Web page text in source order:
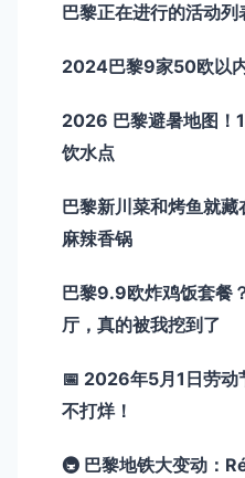
巴黎正在进行的活动列
2024巴黎9家50欧以
2026 巴黎避暑地图！
饮水点
巴黎新川菜和烤鱼就
麻辣香锅
巴黎9.9欧炸鸡饭套餐
厅，真的被我挖到了
📅 2026年5月1日劳动
不打烊！
🚇 巴黎地铁大变动：